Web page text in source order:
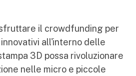
il crowdfunding per
all'interno delle
3D possa rivoluzionare
nelle micro e piccole